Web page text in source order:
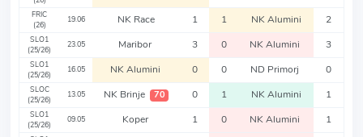
FRIC
(26)
19.06 NK Race 1 1 NK Alumini 2
SLO1
(25/26)
23.05 Maribor 3 0 NK Alumini 3
SLO1
(25/26)
16.05 NK Alumini 0 0 ND Primorj 0
SLOC
(25/26)
13.05 NK Brinje 70 0 1 NK Alumini 1
SLO1
(25/26)
09.05 Koper 1 0 NK Alumini 1